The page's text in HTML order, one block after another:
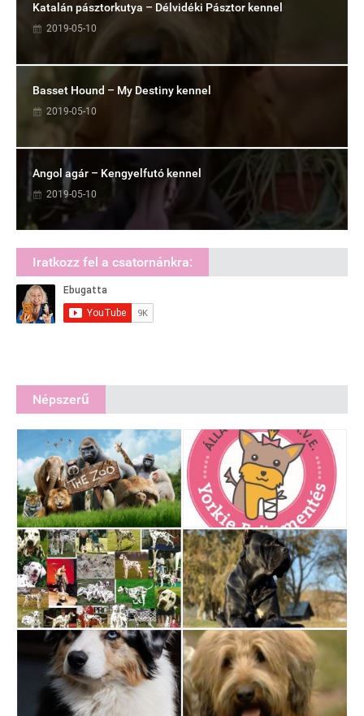
Katalán pásztorkutya – Délvidéki Pásztor kennel
2019-05-10
Basset Hound – My Destiny kennel
2019-05-10
Angol agár – Kengyelfutó kennel
2019-05-10
Iratkozz fel a csatornánkra:
Népszerű